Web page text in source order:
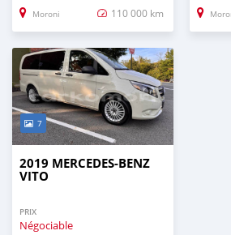
Moroni 110 000 km
7
2019 MERCEDES-BENZ
VITO
PRIX
Négociable